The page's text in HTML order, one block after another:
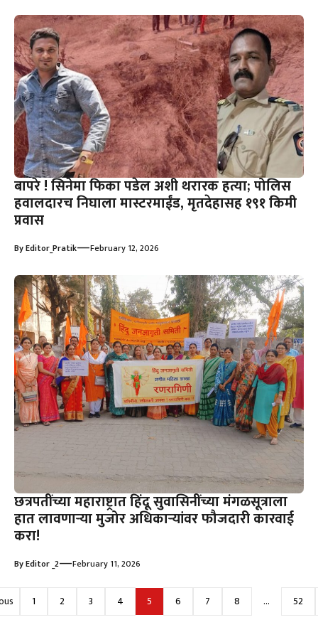
बापरे ! सिनेमा फिका पडेल अशी थरारक हत्या; पोलिस
हवालदारच निघाला मास्टरमाईंड, मृतदेहासह १९१ किमी
प्रवास
ByEditor_Pratik—February 12, 2026
छत्रपतींच्या महाराष्ट्रात हिंदू सुवासिनींच्या मंगळसूत्राला
हात लावणाऱ्या मुजोर अधिकाऱ्यांवर फौजदारी कारवाई
करा!
ByEditor _2—February 11, 2026
1 2 3 4 5 6 7 8 … 52